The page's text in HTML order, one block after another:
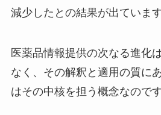
減少したとの結果が出ています
医薬品情報提供の次なる進化
なく、その解釈と適用の質に
はその中核を担う概念なのです